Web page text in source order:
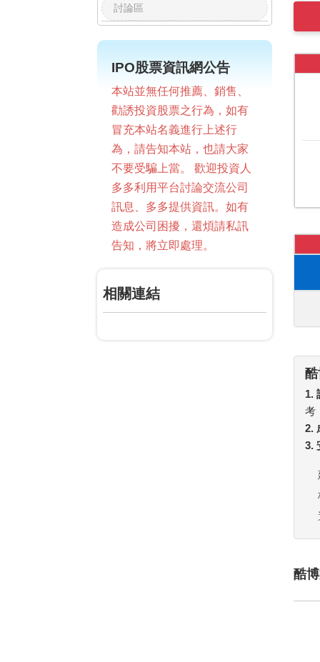
討論區
IPO股票資訊網公告
本站並無任何推薦、銷售、
勸誘投資股票之行為，如有
冒充本站名義進行上述行
為，請告知本站，也請大家
不要受騙上當。 歡迎投資人
多多利用平台討論交流公司
訊息、多多提供資訊。如有
造成公司困擾，還煩請私訊
告知，將立即處理。
相關連結
1.
考
2.
3.
酷